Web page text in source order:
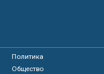
Политика
Общество